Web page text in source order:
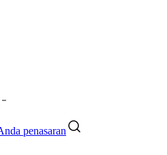
penasaran